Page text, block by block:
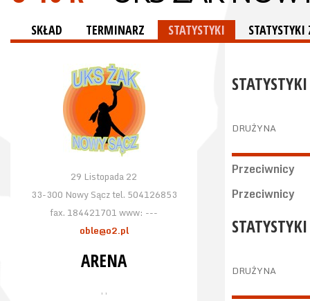
SKŁAD TERMINARZ STATYSTYKI
29 Listopada 22
33-300 Nowy Sącz tel. 504126853
fax. 184421701 www: ---
oble@o2.pl
ARENA
, ,
DRUŻYNA
Przeciwnicy
Przeciwnicy
DRUŻYNA